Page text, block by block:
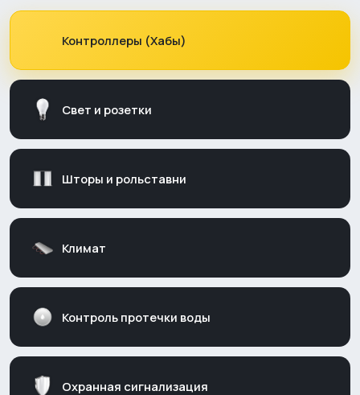
Контроллеры (Хабы)
Свет и розетки
Шторы и рольставни
Климат
Контроль протечки воды
Охранная сигнализация